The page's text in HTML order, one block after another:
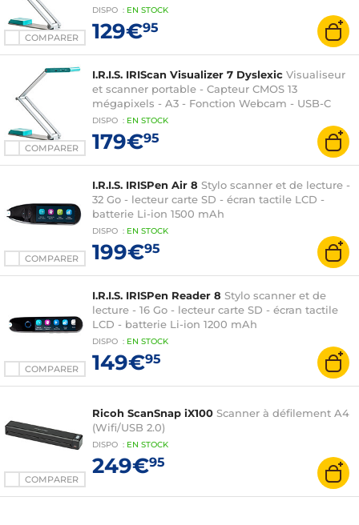
COMPARER
DISPO : EN STOCK
129€95
COMPARER
I.R.I.S. IRIScan Visualizer 7 Dyslexic Visualiseur
et scanner portable - Capteur CMOS 13
mégapixels - A3 - Fonction Webcam - USB-C
DISPO : EN STOCK
179€95
COMPARER
I.R.I.S. IRISPen Air 8 Stylo scanner et de lecture -
32 Go - lecteur carte SD - écran tactile LCD -
batterie Li-ion 1500 mAh
DISPO : EN STOCK
199€95
COMPARER
I.R.I.S. IRISPen Reader 8 Stylo scanner et de
lecture - 16 Go - lecteur carte SD - écran tactile
LCD - batterie Li-ion 1200 mAh
DISPO : EN STOCK
149€95
COMPARER
Ricoh ScanSnap iX100 Scanner à défilement A4
(Wifi/USB 2.0)
DISPO : EN STOCK
249€95